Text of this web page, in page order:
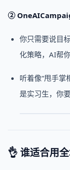
②
你只需要说目
化策略，AI帮你
听着像“甩手
是实习生，你
👌 谁适合用全